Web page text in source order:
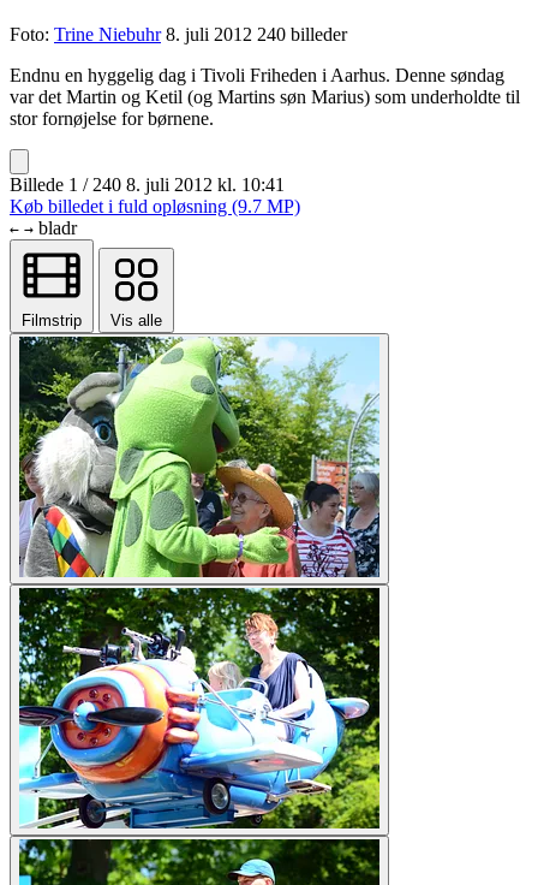
Foto: Trine Niebuhr 8. juli 2012 240 billeder
Endnu en hyggelig dag i Tivoli Friheden i Aarhus. Denne søndag
var det Martin og Ketil (og Martins søn Marius) som underholdte til
stor fornøjelse for børnene.
Billede 1 / 240 8. juli 2012 kl. 10:41
Køb billedet i fuld opløsning (9.7 MP)
← → bladr
Filmstrip Vis alle